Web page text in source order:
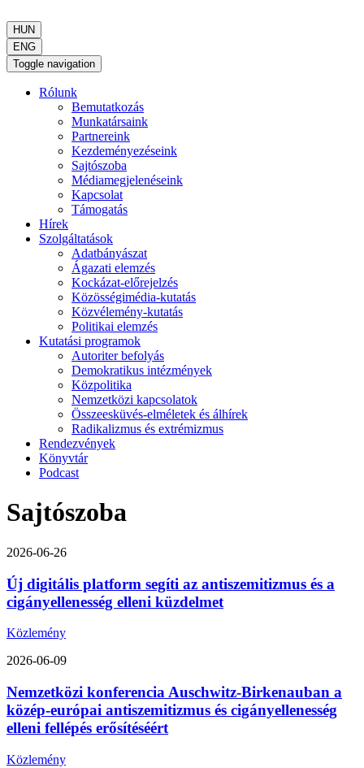
HUN
ENG
Toggle navigation
Rólunk
Bemutatkozás
Munkatársaink
Partnereink
Kezdeményezéseink
Sajtószoba
Médiamegjelenéseink
Kapcsolat
Támogatás
Hírek
Szolgáltatások
Adatbányászat
Ágazati elemzés
Kockázat-előrejelzés
Közösségimédia-kutatás
Közvélemény-kutatás
Politikai elemzés
Kutatási programok
Autoriter befolyás
Demokratikus intézmények
Közpolitika
Nemzetközi kapcsolatok
Összeesküvés-elméletek és álhírek
Radikalizmus és extrémizmus
Rendezvények
Könyvtár
Podcast
Sajtószoba
2026-06-26
Új digitális platform segíti az antiszemitizmus és a
cigányellenesség elleni küzdelmet
Közlemény
2026-06-09
Nemzetközi konferencia Auschwitz-Birkenauban a
közép-európai antiszemitizmus és cigányellenesség
elleni fellépés erősítéséért
Közlemény